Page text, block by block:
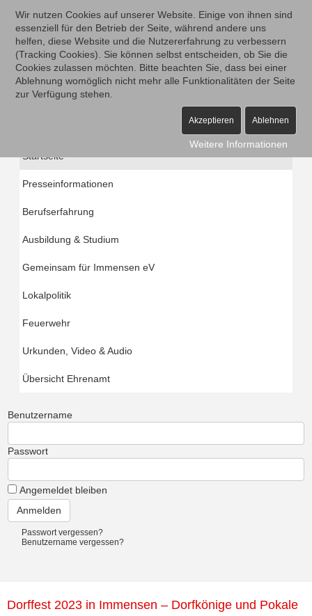
Startseite
Presseinformationen
Berufserfahrung
Ausbildung & Studium
Gemeinsam für Immensen eV
Lokalpolitik
Feuerwehr
Urkunden, Video & Audio
Übersicht Ehrenamt
Benutzername
Passwort
Angemeldet bleiben
Passwort vergessen?
Benutzername vergessen?
Dorffest 2023 in Immensen – Dorfkönige und Pokale
Wir nutzen Cookies auf unserer Website. Einige von ihnen sind
essenziell für den Betrieb der Seite, während andere uns
helfen, diese Website und die Nutzererfahrung zu verbessern
(Tracking Cookies). Sie können selbst entscheiden, ob Sie die
Cookies zulassen möchten. Bitte beachten Sie, dass bei einer
Ablehnung womöglich nicht mehr alle Funktionalitäten der Seite
zur Verfügung stehen.
Akzeptieren Ablehnen
Weitere Informationen